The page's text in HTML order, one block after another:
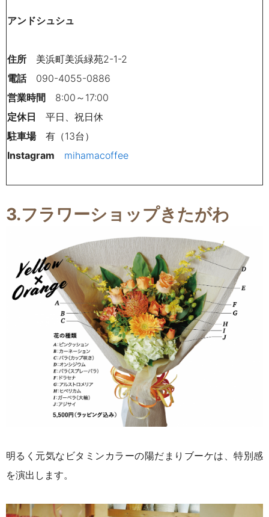
アンドシュシュ
住所 美浜町美浜緑苑2-1-2
電話090-4055-0886
営業時間 8:00～17:00
定休日 平日、祝日休
駐車場有（13台）
Instagram
mihamacoffee
3.フラワーショップきたがわ
明るく元気なビタミンカラーの陽だまりブーケは、特別感
を演出します。